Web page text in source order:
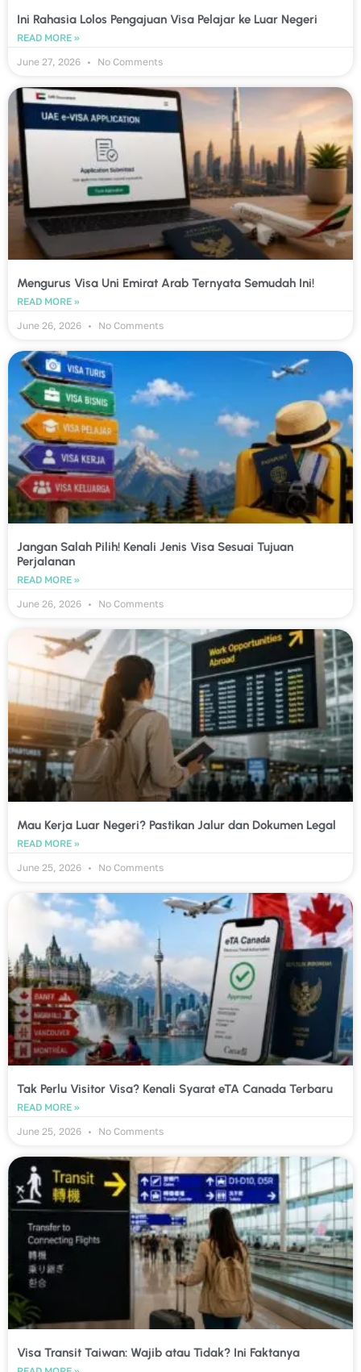
Ini Rahasia Lolos Pengajuan Visa Pelajar ke Luar Negeri
READ MORE »
June 27, 2026
No Comments
Mengurus Visa Uni Emirat Arab Ternyata Semudah Ini!
READ MORE »
June 26, 2026
No Comments
Jangan Salah Pilih! Kenali Jenis Visa Sesuai Tujuan
Perjalanan
READ MORE »
June 26, 2026
No Comments
Mau Kerja Luar Negeri? Pastikan Jalur dan Dokumen Legal
READ MORE »
June 25, 2026
No Comments
Tak Perlu Visitor Visa? Kenali Syarat eTA Canada Terbaru
READ MORE »
June 25, 2026
No Comments
Visa Transit Taiwan: Wajib atau Tidak? Ini Faktanya